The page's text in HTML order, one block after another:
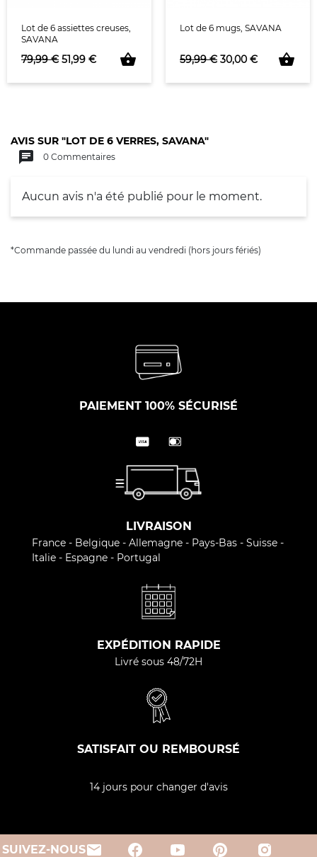
Lot de 6 assiettes creuses,
SAVANA
Prix de base
79,99 € Prix
51,99 € shopping_basket
Lot de 6 mugs, SAVANA
Prix de base
59,99 € Prix
30,00 € shopping_basket
AVIS SUR "LOT DE 6 VERRES, SAVANA"
chat 0 Commentaires
Aucun avis n'a été publié pour le moment.
*Commande passée du lundi au vendredi (hors jours fériés)
PAIEMENT 100% SÉCURISÉ
LIVRAISON
France - Belgique - Allemagne - Pays-Bas - Suisse -
Italie - Espagne - Portugal
EXPÉDITION RAPIDE
Livré sous 48/72H
SATISFAIT OU REMBOURSÉ
14 jours pour changer d'avis
SUIVEZ-NOUSemail